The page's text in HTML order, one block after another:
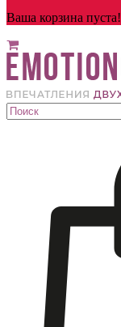
Ваша корзина пуста!